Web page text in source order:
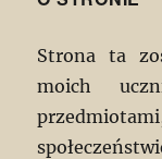
Strona ta
moich